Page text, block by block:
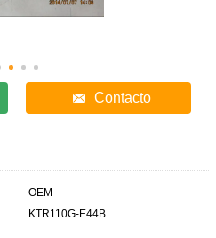
Contacto
OEM
KTR110G-E44B